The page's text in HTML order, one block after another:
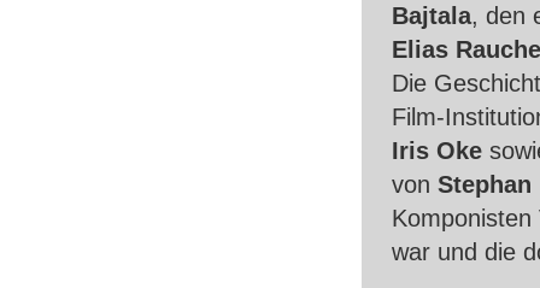
Bajtala, den
Elias
Die
Film-
Iris Oke
von Stephan
war und die